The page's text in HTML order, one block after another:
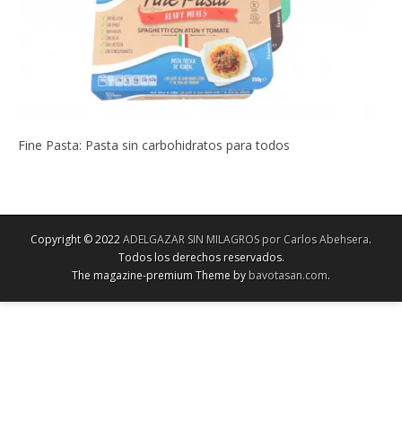
Fine Pasta: Pasta sin carbohidratos para todos
Copyright © 2022ADELGAZAR SIN MILAGROS por Carlos Abehsera.
Todos los derechos reservados.
The magazine-premium Theme bybavotasan.com.